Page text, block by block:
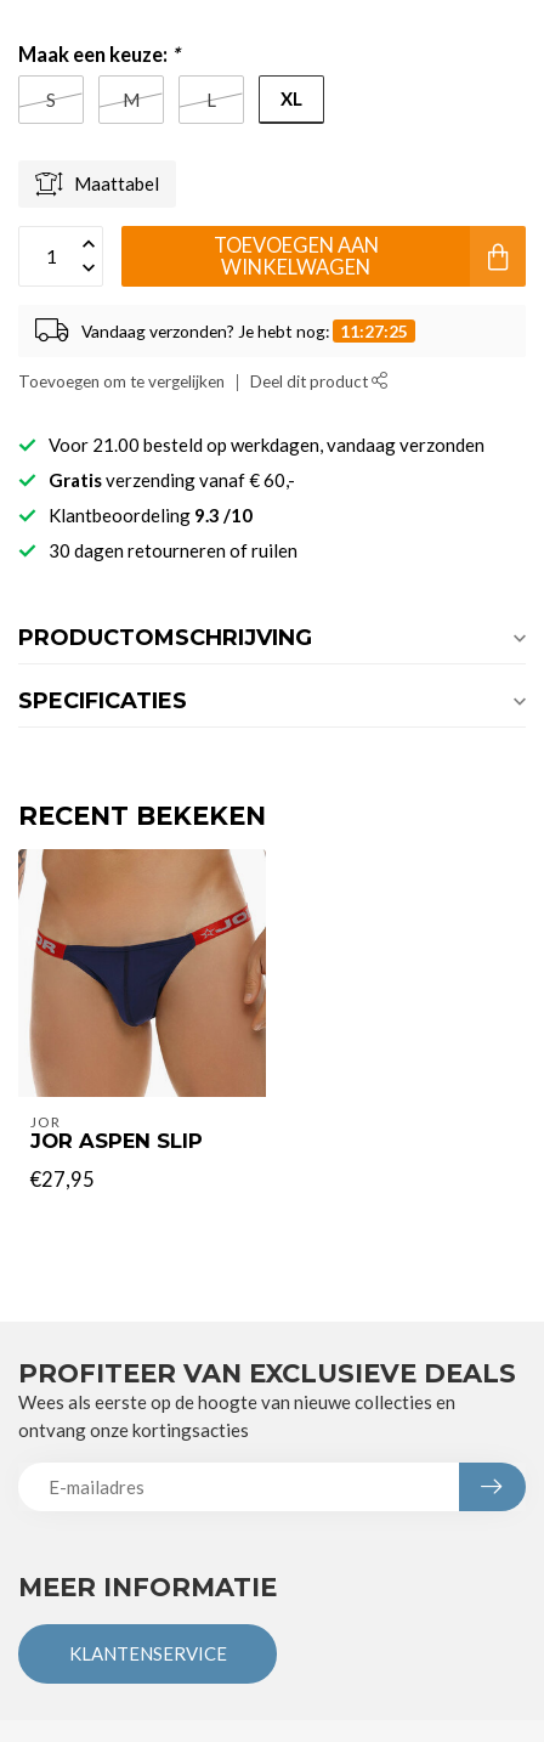
Maak een keuze: *
S M L XL
Maattabel
TOEVOEGEN AAN
WINKELWAGEN
Vandaag verzonden? Je hebt nog: 11:27:25
Toevoegen om te vergelijken Deel dit product
Voor 21.00 besteld op werkdagen, vandaag verzonden
Gratisverzending vanaf € 60,-
Klantbeoordeling 9.3 /10
30 dagen retourneren of ruilen
PRODUCTOMSCHRIJVING
SPECIFICATIES
RECENT BEKEKEN
JOR
JOR ASPEN SLIP
€27,95
MEER INFORMATIE
KLANTENSERVICE
PROFITEER VAN EXCLUSIEVE DEALS
Wees als eerste op de hoogte van nieuwe collecties en
ontvang onze kortingsacties